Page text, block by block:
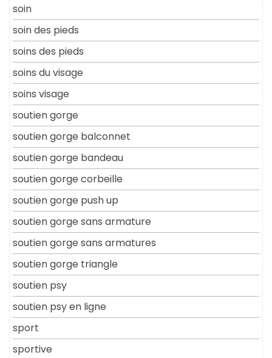
soin
soin des pieds
soins des pieds
soins du visage
soins visage
soutien gorge
soutien gorge balconnet
soutien gorge bandeau
soutien gorge corbeille
soutien gorge push up
soutien gorge sans armature
soutien gorge sans armatures
soutien gorge triangle
soutien psy
soutien psy en ligne
sport
sportive